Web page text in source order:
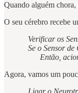
Quando alguém chora,
O seu cérebro recebe
Verificar os
Se o Sensor de
Então, acionar o
Agora, vamos um